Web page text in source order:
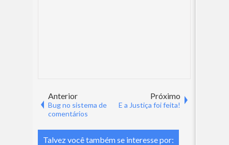
Anterior
Bug no sistema de
comentários
Próximo
E a Justiça foi feita!
Talvez você também se interesse por: